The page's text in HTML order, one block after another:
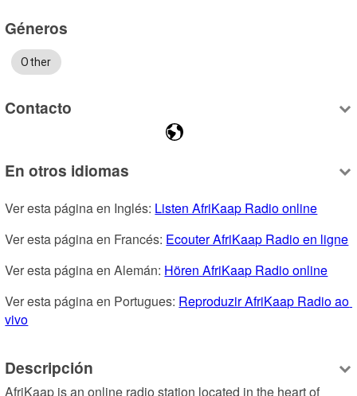
Géneros
Other
Contacto
En otros idiomas
Ver esta página en Inglés: Listen AfriKaap Radio online
Ver esta página en Francés: Ecouter AfriKaap Radio en ligne
Ver esta página en Alemán: Hören AfriKaap Radio online
Ver esta página en Portugues: Reproduzir AfriKaap Radio ao
vivo
Descripción
AfriKaap is an online radio station located in the heart of